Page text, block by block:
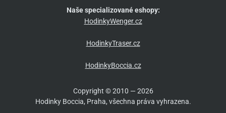
Naše specializované eshopy:
HodinkyWenger.cz
HodinkyTraser.cz
HodinkyBoccia.cz
Copyright © 2010 — 2026
Hodinky Boccia, Praha, všechna práva vyhrazena.